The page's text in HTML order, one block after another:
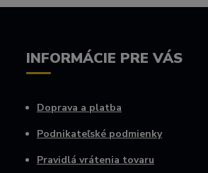
INFORMÁCIE PRE VÁS
Doprava a platba
Podnikateľské podmienky
Pravidlá vrátenia tovaru